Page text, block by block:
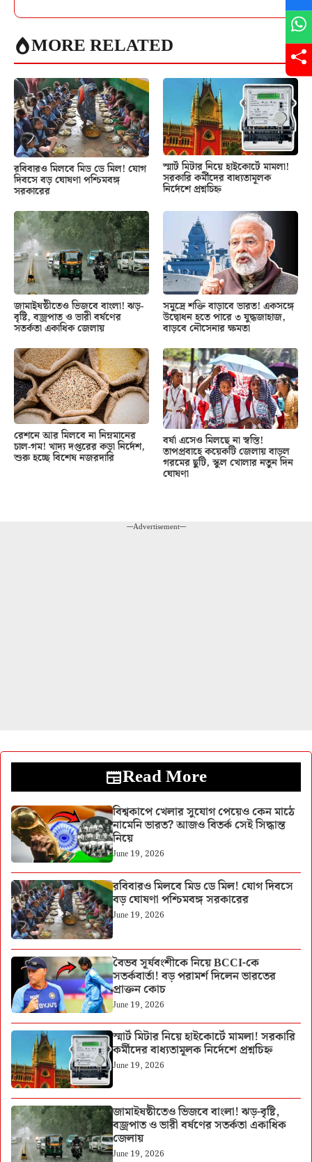
MORE RELATED
রবিবারও মিলবে মিড ডে মিল! যোগ
দিবসে বড় ঘোষণা পশ্চিমবঙ্গ
সরকারের
স্মার্ট মিটার নিয়ে হাইকোর্টে মামলা!
সরকারি কর্মীদের বাধ্যতামূলক
নির্দেশে প্রশ্নচিহ্ন
জামাইষষ্ঠীতেও ভিজবে বাংলা! ঝড়-
বৃষ্টি, বজ্রপাত ও ভারী বর্ষণের
সতর্কতা একাধিক জেলায়
সমুদ্রে শক্তি বাড়াবে ভারত! একসঙ্গে
উদ্বোধন হতে পারে ৩ যুদ্ধজাহাজ,
বাড়বে নৌসেনার ক্ষমতা
রেশনে আর মিলবে না নিম্নমানের
চাল-গম! খাদ্য দপ্তরের কড়া নির্দেশ,
শুরু হচ্ছে বিশেষ নজরদারি
বর্ষা এসেও মিলছে না স্বস্তি!
তাপপ্রবাহে কয়েকটি জেলায় বাড়ল
গরমের ছুটি, স্কুল খোলার নতুন দিন
ঘোষণা
---Advertisement---
Read More
বিশ্বকাপে খেলার সুযোগ পেয়েও কেন মাঠে
নামেনি ভারত? আজও বিতর্ক সেই সিদ্ধান্ত
নিয়ে
June 19, 2026
রবিবারও মিলবে মিড ডে মিল! যোগ দিবসে
বড় ঘোষণা পশ্চিমবঙ্গ সরকারের
June 19, 2026
বৈভব সূর্যবংশীকে নিয়ে BCCI-কে
সতর্কবার্তা! বড় পরামর্শ দিলেন ভারতের
প্রাক্তন কোচ
June 19, 2026
স্মার্ট মিটার নিয়ে হাইকোর্টে মামলা! সরকারি
কর্মীদের বাধ্যতামূলক নির্দেশে প্রশ্নচিহ্ন
June 19, 2026
জামাইষষ্ঠীতেও ভিজবে বাংলা! ঝড়-বৃষ্টি,
বজ্রপাত ও ভারী বর্ষণের সতর্কতা একাধিক
জেলায়
June 19, 2026